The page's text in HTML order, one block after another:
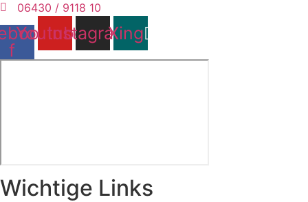
06430 / 9118 10
f
Youtube
Instagram
Xing
Wichtige Links